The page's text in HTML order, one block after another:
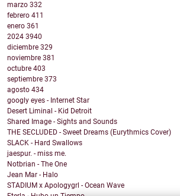
marzo 332
febrero 411
enero 361
2024 3940
diciembre 329
noviembre 381
octubre 403
septiembre 373
agosto 434
googly eyes - Internet Star
Desert Liminal - Kid Detroit
Shared Image - Sights and Sounds
THE SECLUDED - Sweet Dreams (Eurythmics Cover)
SLACK - Hard Swallows
jaespur. - miss me.
Notbrian - The One
Jean Mar - Halo
STADIUM x Apologygrl - Ocean Wave